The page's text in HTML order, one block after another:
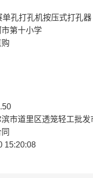
孔打孔机按压式打孔
第十小学
市道里区透笼轻工批
15:20:08